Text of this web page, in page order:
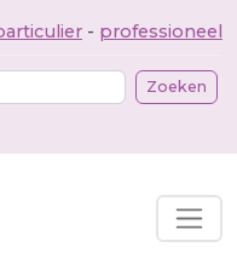
- professioneel
Zoeken